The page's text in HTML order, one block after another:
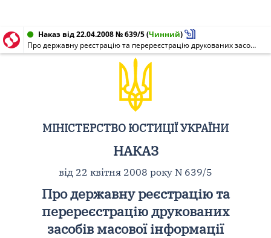
Наказ від 22.04.2008 № 639/5(Чинний)
Про державну реєстрацію та перереєстрацію друкованих засобів масової інформації
МІНІСТЕРСТВО ЮСТИЦІЇ УКРАЇНИ
НАКАЗ
від 22 квітня 2008 року N 639/5
Про державну реєстрацію та
перереєстрацію друкованих
засобів масової інформації